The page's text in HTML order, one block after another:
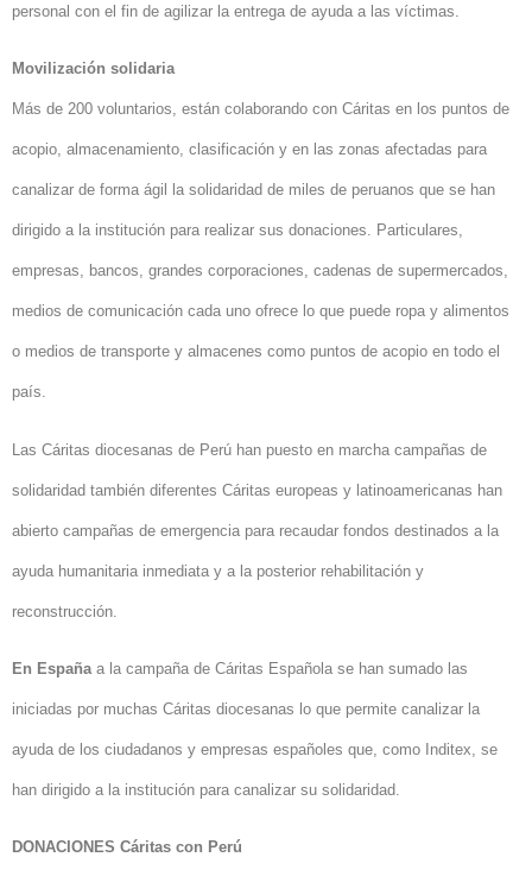
personal con el fin de agilizar la entrega de ayuda a las víctimas.
Movilización solidaria
Más de 200 voluntarios, están colaborando con Cáritas en los puntos de
acopio, almacenamiento, clasificación y en las zonas afectadas para
canalizar de forma ágil la solidaridad de miles de peruanos que se han
dirigido a la institución para realizar sus donaciones. Particulares,
empresas, bancos, grandes corporaciones, cadenas de supermercados,
medios de comunicación cada uno ofrece lo que puede ropa y alimentos
o medios de transporte y almacenes como puntos de acopio en todo el
país.
Las Cáritas diocesanas de Perú han puesto en marcha campañas de
solidaridad también diferentes Cáritas europeas y latinoamericanas han
abierto campañas de emergencia para recaudar fondos destinados a la
ayuda humanitaria inmediata y a la posterior rehabilitación y
reconstrucción.
En Españaa la campaña de Cáritas Española se han sumado las
iniciadas por muchas Cáritas diocesanas lo que permite canalizar la
ayuda de los ciudadanos y empresas españoles que, como Inditex, se
han dirigido a la institución para canalizar su solidaridad.
DONACIONES Cáritas con Perú